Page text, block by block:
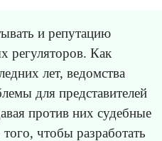
и репутацию
регуляторов. Как
лет, ведомства
для представителей
против них судебные
чтобы разработать